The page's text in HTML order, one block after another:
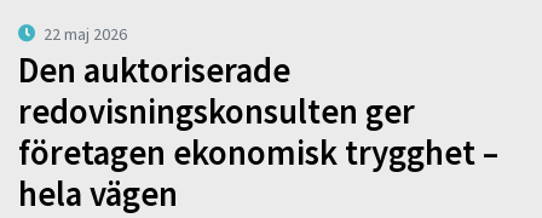
22 maj 2026
Den auktoriserade
redovisningskonsulten ger
företagen ekonomisk trygghet –
hela vägen